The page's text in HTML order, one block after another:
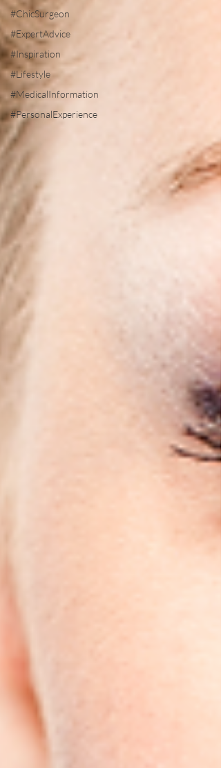
#ChicSurgeon
#ExpertAdvice
#Inspiration
#Lifestyle
#MedicalInformation
#PersonalExperience